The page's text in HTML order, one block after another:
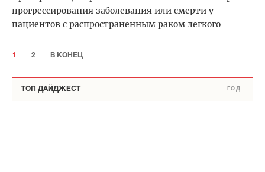
прогрессирования заболевания или смерти у
пациентов с распространенным раком легкого
1 2 В КОНЕЦ
ТОП ДАЙДЖЕСТ ГОД